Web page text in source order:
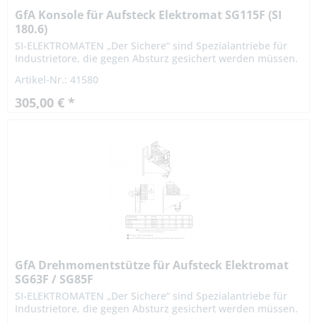
GfA Konsole für Aufsteck Elektromat SG115F (SI
180.6)
SI-ELEKTROMATEN „Der Sichere“ sind Spezialantriebe für
Industrietore, die gegen Absturz gesichert werden müssen.
Die...
Artikel-Nr.: 41580
305,00 € *
GfA Drehmomentstütze für Aufsteck Elektromat
SG63F / SG85F
SI-ELEKTROMATEN „Der Sichere“ sind Spezialantriebe für
Industrietore, die gegen Absturz gesichert werden müssen.